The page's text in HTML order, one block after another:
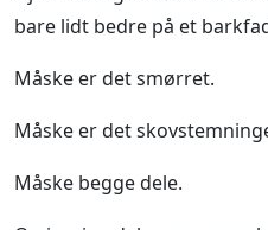
bare lidt bedre på et
Måske er det smørret.
Måske er det
Måske begge dele.